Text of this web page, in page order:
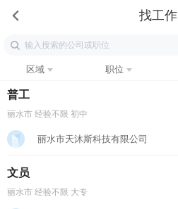
找工作
区域 职位
普工
丽水市 经验不限 初中
丽水市天沐斯科技有限公司
文员
丽水市 经验不限 大专